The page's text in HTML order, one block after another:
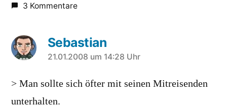
3 Kommentare
Sebastian
sagt:
21.01.2008 um 14:28 Uhr
> Man sollte sich öfter mit seinen Mitreisenden
unterhalten.